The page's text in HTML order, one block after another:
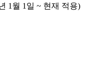
1월 1일 ~ 현재 적용)